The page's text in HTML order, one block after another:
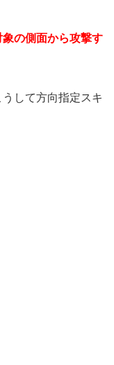
の側面から攻撃す
して方向指定スキ